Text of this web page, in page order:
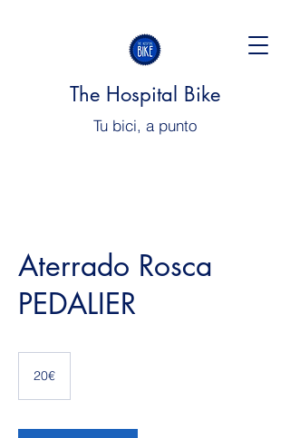
The Hospital Bike
Tu bici, a punto
Aterrado Rosca
PEDALIER
20€